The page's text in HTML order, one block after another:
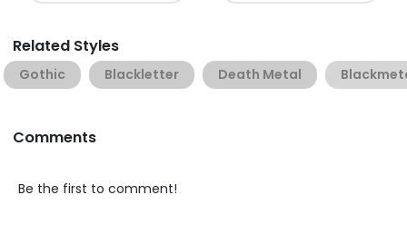
Related Styles
Gothic Blackletter Death Metal
Comments
Be the first to comment!